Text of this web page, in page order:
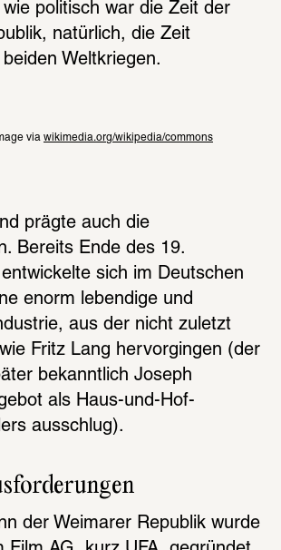
politisch war die Zeit der
natürlich, die Zeit
Weltkriegen.
via wikimedia.org/wikipedia/commons
prägte auch die
Bereits Ende des 19.
sich im Deutschen
enorm lebendige und
aus der nicht zuletzt
Fritz Lang hervorgingen (der
bekanntlich Joseph
als Haus-und-Hof-
ausschlug).
der Weimarer Republik wurde